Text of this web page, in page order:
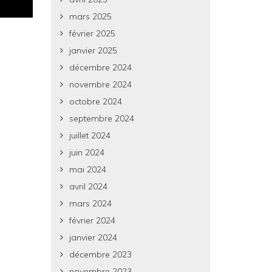
mars 2025
février 2025
janvier 2025
décembre 2024
novembre 2024
octobre 2024
septembre 2024
juillet 2024
juin 2024
mai 2024
avril 2024
mars 2024
février 2024
janvier 2024
décembre 2023